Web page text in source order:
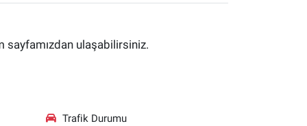
sayfamızdan ulaşabilirsiniz.
Trafik Durumu